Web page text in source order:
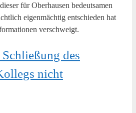
für Oberhausen bedeutsamen
eigenmächtig entschieden hat
verschweigt.
des
nicht